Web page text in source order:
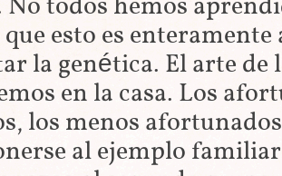
esto es
la genética. El arte de
en la casa. Los
los menos
al ejemplo